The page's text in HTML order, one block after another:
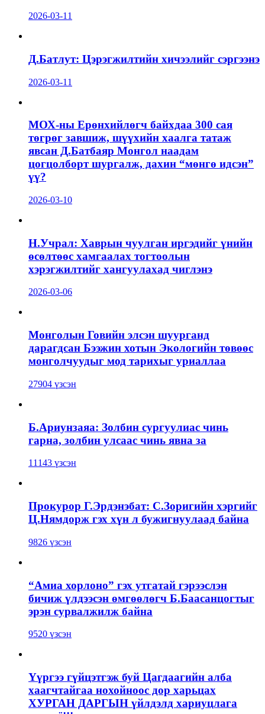
2026-03-11
Д.Батлут: Цэрэгжилтийн хичээлийг сэргээнэ
2026-03-11
МОХ-ны Ерөнхийлөгч байхдаа 300 сая
төгрөг завшиж, шүүхийн хаалга татаж
явсан Д.Батбаяр Монгол наадам
цогцолборт шургалж, дахин “мөнгө идсэн”
үү?
2026-03-10
Н.Учрал: Хаврын чуулган иргэдийг үнийн
өсөлтөөс хамгаалах тогтоолын
хэрэгжилтийг хангуулахад чиглэнэ
2026-03-06
Монголын Говийн элсэн шуурганд
дарагдсан Бээжин хотын Экологийн төвөөс
монголчуудыг мод тарихыг уриаллаа
27904 үзсэн
Б.Ариунзаяа: Золбин сургуулиас чинь
гарна, золбин улсаас чинь явна за
11143 үзсэн
Прокурор Г.Эрдэнэбат: С.Зоригийн хэргийг
Ц.Нямдорж гэх хүн л бужигнуулаад байна
9826 үзсэн
“Амиа хорлоно” гэх утгатай гэрээслэн
бичиж үлдээсэн өмгөөлөгч Б.Баасанцогтыг
эрэн сурвалжилж байна
9520 үзсэн
Үүргээ гүйцэтгэж буй Цагдаагийн алба
хаагчтайгаа нохойноос дор харьцах
ХУРГАН ДАРГЫН үйлдэлд хариуцлага